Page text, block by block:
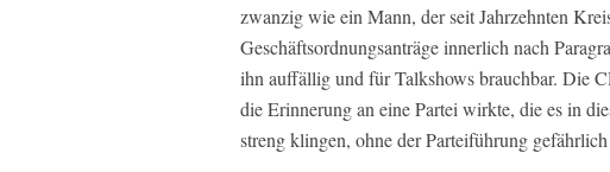
zwanzig wie ein Mann, der seit Jahrzehnten
Geschäftsordnungsanträge innerlich nach
ihn auffällig und für Talkshows brauchbar. Die
die Erinnerung an eine Partei wirkte, die es in
streng klingen, ohne der Parteiführung